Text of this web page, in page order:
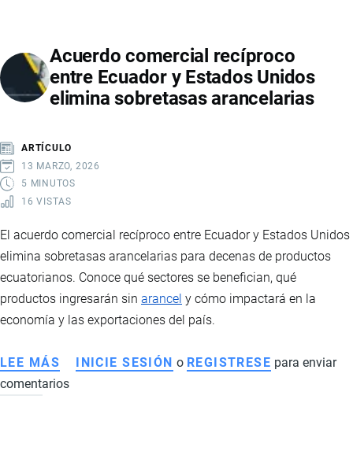
EE.UU.:
MINERALES
CRÍTICOS
RARAS
Acuerdo comercial recíproco
entre Ecuador y Estados Unidos
elimina sobretasas arancelarias
ARTÍCULO
13 MARZO, 2026
5 MINUTOS
16 VISTAS
El acuerdo comercial recíproco entre Ecuador y Estados Unidos
elimina sobretasas arancelarias para decenas de productos
ecuatorianos. Conoce qué sectores se benefician, qué
productos ingresarán sin arancel y cómo impactará en la
economía y las exportaciones del país.
LEE MÁS SOBRE
ACUERDO
INICIE SESIÓN o REGISTRESE para enviar
comentarios